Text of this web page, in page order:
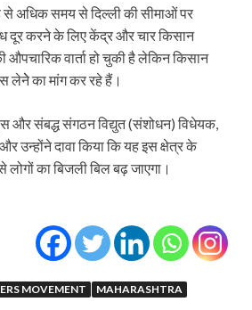
से अधिक समय से दिल्ली की सीमाओं पर
दूर करने के लिए केंद्र और चार किसान
औपचारिक वार्ता हो चुकी है लेकिन किसान
लेनेे का मांग कर रहे हैं।
और संबद्ध संगठन विद्युत (संशोधन) विधेयक,
उन्होंने दावा किया कि यह इस क्षेत्र के
का बिजली बिल बढ़ जाएगा।
MOVEMENT MAHARASHTRA